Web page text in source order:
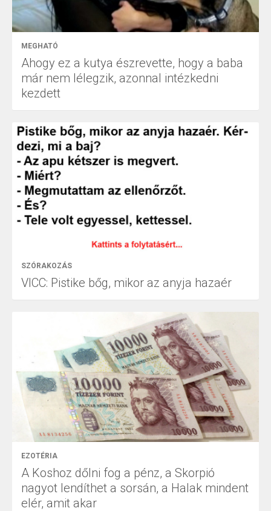
MEGHATÓ
Ahogy ez a kutya észrevette, hogy a baba
már nem lélegzik, azonnal intézkedni
kezdett
SZÓRAKOZÁS
VICC: Pistike bőg, mikor az anyja hazaér
EZOTÉRIA
A Koshoz dőlni fog a pénz, a Skorpió
nagyot lendíthet a sorsán, a Halak mindent
elér, amit akar